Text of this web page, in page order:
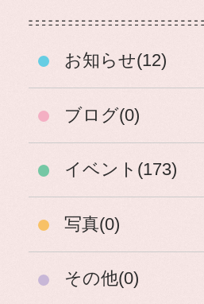
お知らせ(12)
ブログ(0)
イベント(173)
写真(0)
その他(0)